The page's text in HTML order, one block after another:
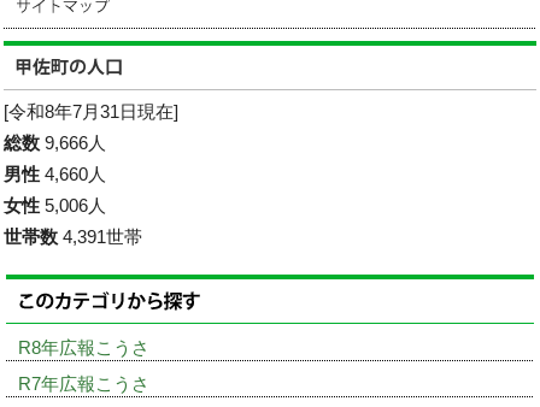
[令和8年7月31日現在]
総数 9,666人
男性 4,660人
女性 5,006人
世帯数 4,391世帯
R8年広報こうさ
R7年広報こうさ